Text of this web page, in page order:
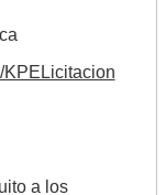
KPELicitacion
a los